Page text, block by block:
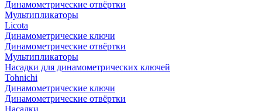
Динамометрические отвёртки
Мультипликаторы
Licota
Динамометрические ключи
Динамометрические отвёртки
Мультипликаторы
Насадки для динамометрических ключей
Tohnichi
Динамометрические ключи
Динамометрические отвёртки
Насадки